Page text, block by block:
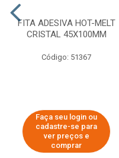
FITA ADESIVA HOT-MELT
CRISTAL 45X100MM
Código: 51367
Faça seu login ou
cadastre-se para
ver preços e
comprar